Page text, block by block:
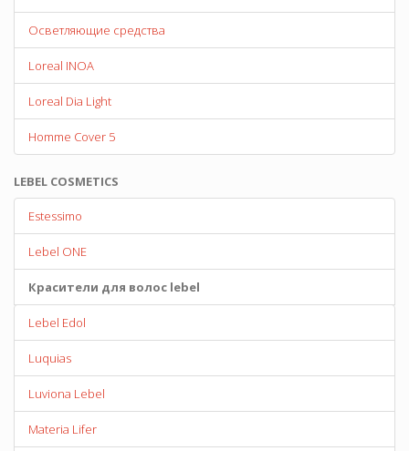
Осветляющие средства
Loreal INOA
Loreal Dia Light
Homme Cover 5
LEBEL COSMETICS
Estessimo
Lebel ONE
Красители для волос lebel
Lebel Edol
Luquias
Luviona Lebel
Materia Lifer